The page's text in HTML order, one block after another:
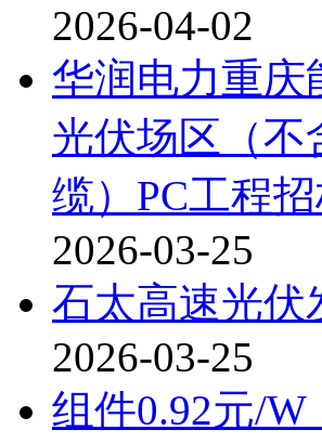
2026-04-02
华润电力重庆
光伏场区（不
缆）PC工程
2026-03-25
石太高速光伏
2026-03-25
组件0.92元/